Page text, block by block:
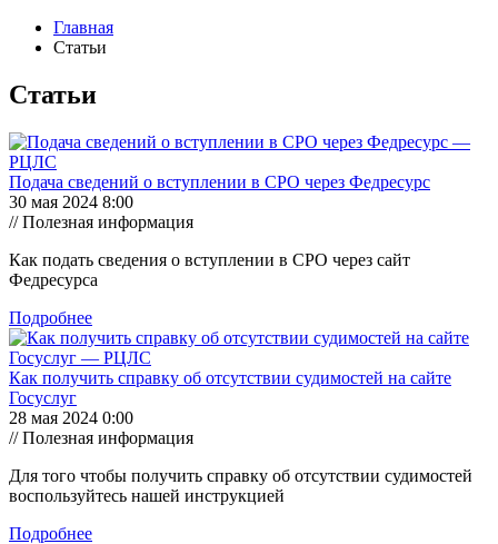
Главная
Статьи
Статьи
Подача сведений о вступлении в СРО через Федресурс
30 мая 2024 8:00
// Полезная информация
Как подать сведения о вступлении в СРО через сайт
Федресурса
Подробнее
Как получить справку об отсутствии судимостей на сайте
Госуслуг
28 мая 2024 0:00
// Полезная информация
Для того чтобы получить справку об отсутствии судимостей
воспользуйтесь нашей инструкцией
Подробнее